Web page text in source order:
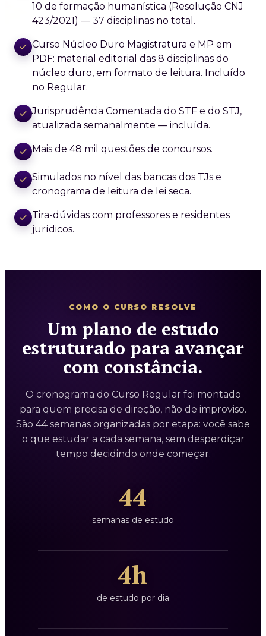
10 de formação humanística (Resolução CNJ
423/2021) — 37 disciplinas no total.
Curso Núcleo Duro Magistratura e MP em
PDF: material editorial das 8 disciplinas do
núcleo duro, em formato de leitura. Incluído
no Regular.
Jurisprudência Comentada do STF e do STJ,
atualizada semanalmente — incluída.
Mais de 48 mil questões de concursos.
Simulados no nível das bancas dos TJs e
cronograma de leitura de lei seca.
Tira-dúvidas com professores e residentes
jurídicos.
COMO O CURSO RESOLVE
Um plano de estudo
estruturado para avançar
com constância.
O cronograma do Curso Regular foi montado
para quem precisa de direção, não de improviso.
São 44 semanas organizadas por etapa: você sabe
o que estudar a cada semana, sem desperdiçar
tempo decidindo onde começar.
44
semanas de estudo
4h
de estudo por dia